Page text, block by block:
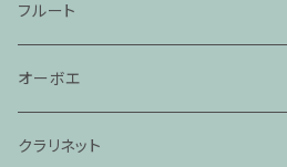
フルート
オーボエ
クラリネット